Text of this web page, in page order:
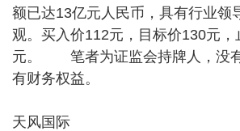
额已达13亿元人民币，具有行业领
观。买入价112元，目标价130元，
元。 笔者为证监会持牌人，没
有财务权益。
天风国际